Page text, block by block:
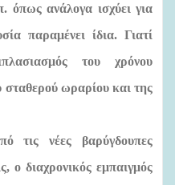
όπως ανάλογα ισχύει για
παραμένει ίδια. Γιατί
του χρόνου
σταθερού ωραρίου και της
τις νέες βαρύγδουπες
ο διαχρονικός εμπαιγμός